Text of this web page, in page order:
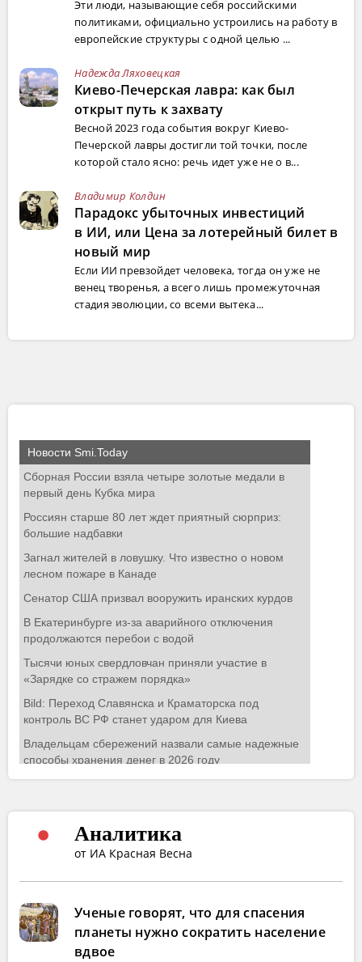
Эти люди, называющие себя российскими
политиками, официально устроились на работу в
европейские структуры с одной целью ...
Надежда Ляховецкая
Киево-Печерская лавра: как был
открыт путь к захвату
Весной 2023 года события вокруг Киево-
Печерской лавры достигли той точки, после
которой стало ясно: речь идет уже не о в...
Владимир Колдин
Парадокс убыточных инвестиций
в ИИ, или Цена за лотерейный билет в
новый мир
Если ИИ превзойдет человека, тогда он уже не
венец творенья, а всего лишь промежуточная
стадия эволюции, со всеми вытека...
Аналитика
от ИА Красная Весна
Ученые говорят, что для спасения
планеты нужно сократить население
вдвое